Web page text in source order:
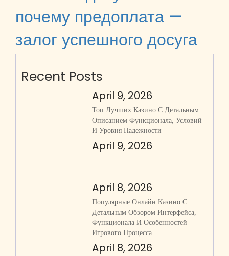
почему предоплата —
залог успешного досуга
Recent Posts
April 9, 2026
Топ Лучших Казино С Детальным
Описанием Функционала, Условий
И Уровня Надежности
April 9, 2026
April 8, 2026
Популярные Онлайн Казино С
Детальным Обзором Интерфейса,
Функционала И Особенностей
Игрового Процесса
April 8, 2026